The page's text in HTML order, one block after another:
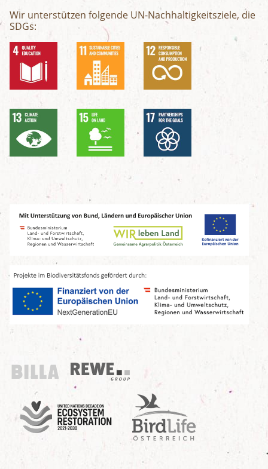
Wir unterstützen folgende UN-Nachhaltigkeitsziele, die
SDGs:
Billa
REWE Group
UN Decade
Birdlife